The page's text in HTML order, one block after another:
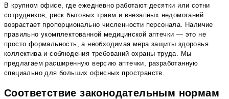
В крупном офисе, где ежедневно работают десятки или сотни
сотрудников, риск бытовых травм и внезапных недомоганий
возрастает пропорционально численности персонала. Наличие
правильно укомплектованной медицинской аптечки — это не
просто формальность, а необходимая мера защиты здоровья
коллектива и соблюдения требований охраны труда. Мы
предлагаем расширенную версию аптечки, разработанную
специально для больших офисных пространств.
Соответствие законодательным нормам